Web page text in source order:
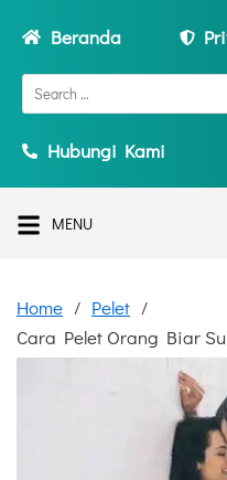
Beranda
Hubungi Kami
MENU
Home
Pelet
Cara Pelet Orang Biar